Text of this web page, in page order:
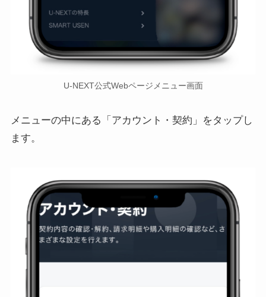
U-NEXT公式Webページメニュー画面
メニューの中にある「アカウント・契約」をタップし
ます。